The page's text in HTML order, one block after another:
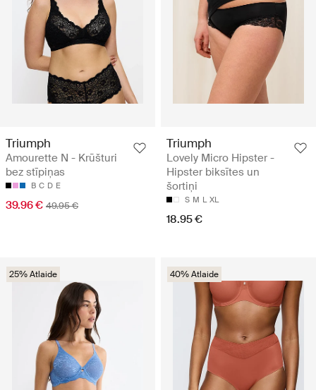
Triumph
Amourette N - Krūšturi
bez stīpiņas
B C D E
39.96 € 49.95 €
Triumph
Lovely Micro Hipster -
Hipster biksītes un
šortiņi
S M L XL
18.95 €
25% Atlaide 40% Atlaide